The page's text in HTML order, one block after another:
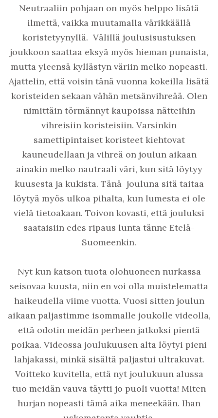
Neutraaliin pohjaan on myös helppo lisätä
ilmettä, vaikka muutamalla värikkäällä
koristetyynyllä. Välillä joulusisustuksen
joukkoon saattaa eksyä myös hieman punaista,
mutta yleensä kyllästyn väriin melko nopeasti.
Ajattelin, että voisin tänä vuonna kokeilla lisätä
koristeiden sekaan vähän metsänvihreää. Olen
nimittäin törmännyt kaupoissa nätteihin
vihreisiin koristeisiin. Varsinkin
samettipintaiset koristeet kiehtovat
kauneudellaan ja vihreä on joulun aikaan
ainakin melko nautraali väri, kun sitä löytyy
kuusesta ja kukista. Tänä jouluna sitä taitaa
löytyä myös ulkoa pihalta, kun lumesta ei ole
vielä tietoakaan. Toivon kovasti, että jouluksi
saataisiin edes ripaus lunta tänne Etelä-
Suomeenkin.
Nyt kun katson tuota olohuoneen nurkassa
seisovaa kuusta, niin en voi olla muistelematta
haikeudella viime vuotta. Vuosi sitten joulun
aikaan paljastimme isommalle joukolle videolla,
että odotin meidän perheen jatkoksi pientä
poikaa. Videossa joulukuusen alta löytyi pieni
lahjakassi, minkä sisältä paljastui ultrakuvat.
Voitteko kuvitella, että nyt joulukuun alussa
tuo meidän vauva täytti jo puoli vuotta! Miten
hurjan nopeasti tämä aika meneekään. Ihan